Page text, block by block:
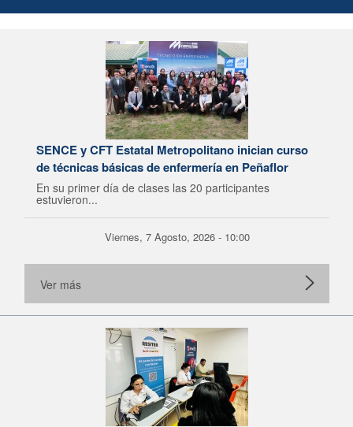
SENCE y CFT Estatal Metropolitano inician curso
de técnicas básicas de enfermería en Peñaflor
En su primer día de clases las 20 participantes
estuvieron...
Viernes, 7 Agosto, 2026 - 10:00
Ver más